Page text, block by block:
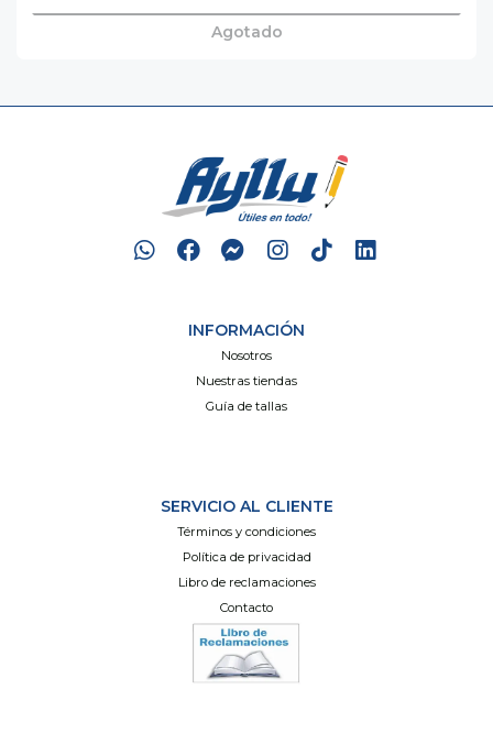
Agotado
INFORMACIÓN
Nosotros
Nuestras tiendas
Guía de tallas
SERVICIO AL CLIENTE
Términos y condiciones
Política de privacidad
Libro de reclamaciones
Contacto